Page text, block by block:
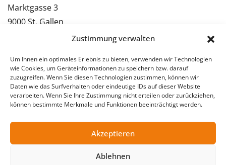
Zustimmung verwalten
Um Ihnen ein optimales Erlebnis zu bieten, verwenden wir Technologien
wie Cookies, um Geräteinformationen zu speichern bzw. darauf
zuzugreifen. Wenn Sie diesen Technologien zustimmen, können wir
Daten wie das Surfverhalten oder eindeutige IDs auf dieser Website
verarbeiten. Wenn Sie Ihre Zustimmung nicht erteilen oder zurückziehen,
können bestimmte Merkmale und Funktionen beeinträchtigt werden.
Akzeptieren
Ablehnen
Marktgasse 3
9000 St. Gallen
Tel.: 071 228 09 09
Bewerbung St. Gallen
Vakanzmeldung St. Gallen
© 2026 Stellentreff AG